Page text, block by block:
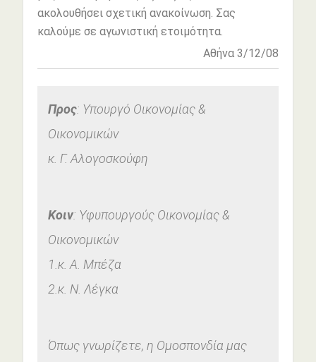
ακολουθήσει σχετική ανακοίνωση. Σας
καλούμε σε αγωνιστική ετοιμότητα.
Αθήνα 3/12/08
Προς: Υπουργό Οικονομίας &
Οικονομικών
κ. Γ. Αλογοσκούφη
Κοιν: Υφυπουργούς Οικονομίας &
Οικονομικών
1.κ. Α. Μπέζα
2.κ. Ν. Λέγκα
Όπως γνωρίζετε, η Ομοσπονδία μας